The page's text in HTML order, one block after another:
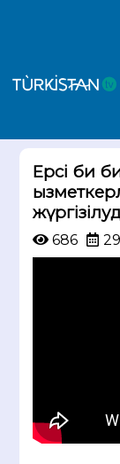
Ерсі би
686